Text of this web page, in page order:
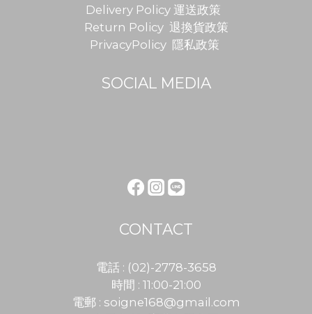
Delivery Policy 運送政策
Return Policy 退換貨政策
PrivacyPolicy 隱私政策
SOCIAL MEDIA
CONTACT
電話 : (02)-2778-3658
時間 : 11:00-21:00
電郵 : soigne168@gmail.com